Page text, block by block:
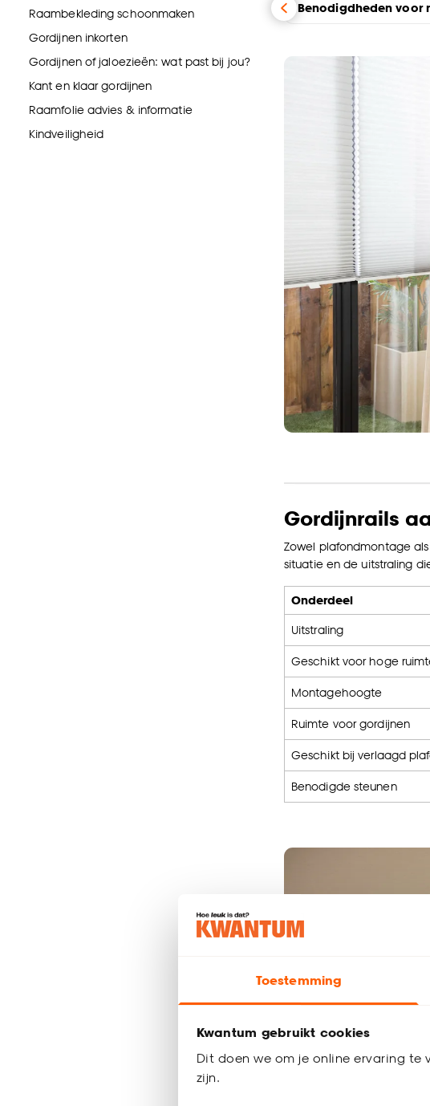
Toestemming
Kwantum gebruikt cookies
Dit doen we om je online ervaring te
zijn.
Raambekleding schoonmaken
Gordijnen inkorten
Gordijnen of jaloezieën: wat past bij jou?
Kant en klaar gordijnen
Raamfolie advies & informatie
Kindveiligheid
Benodigdheden voor
Gordijnrails
Zowel plafondmontage
situatie en de uitstraling
Onderdeel
Uitstraling
Geschikt voor hoge
Montagehoogte
Ruimte voor gordijnen
Geschikt bij verlaagd
Benodigde steunen